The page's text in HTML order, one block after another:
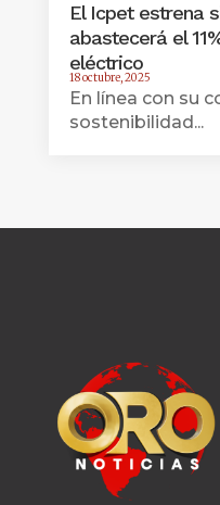
El Icpet estrena
abastecerá el
eléctrico
18 octubre, 2025
En línea con su
sostenibilidad...